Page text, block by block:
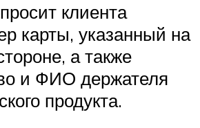
клиента
карты, указанный на
а также
и ФИО держателя
продукта.